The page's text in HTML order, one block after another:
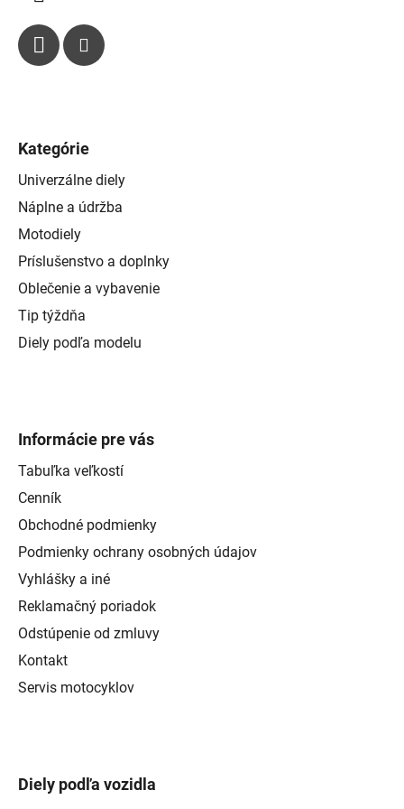
Kategórie
Univerzálne diely
Náplne a údržba
Motodiely
Príslušenstvo a doplnky
Oblečenie a vybavenie
Tip týždňa
Diely podľa modelu
Informácie pre vás
Tabuľka veľkostí
Cenník
Obchodné podmienky
Podmienky ochrany osobných údajov
Vyhlášky a iné
Reklamačný poriadok
Odstúpenie od zmluvy
Kontakt
Servis motocyklov
Diely podľa vozidla